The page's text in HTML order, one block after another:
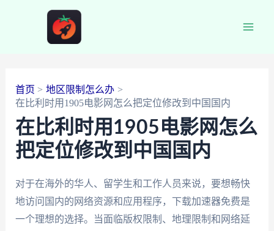
首页
地区限制怎么办
在比利时用1905电影网怎么把定位修改到中国国内
在比利时用1905电影网怎么
把定位修改到中国国内
对于在海外的华人、留学生和工作人员来说，要想畅快
地访问国内的网络资源和应用程序，下载加速器免费是
一个理想的选择。当面临版权限制、地理限制和网络延